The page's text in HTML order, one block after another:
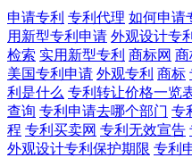
申请专利 专利代理 如何申请
用新型专利申请 外观设计专利
检索 实用新型专利 商标网 商
美国专利申请 外观专利 商标
利是什么 专利转让价格一览
查询 专利申请去哪个部门 专
程 专利买卖网 专利无效宣告
外观设计专利保护期限 专利